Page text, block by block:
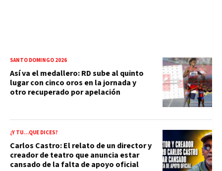
SANTO DOMINGO 2026
Así va el medallero: RD sube al quinto
lugar con cinco oros en la jornada y
otro recuperado por apelación
¿Y TÚ…QUE DICES?
Carlos Castro: El relato de un director y
creador de teatro que anuncia estar
cansado de la falta de apoyo oficial